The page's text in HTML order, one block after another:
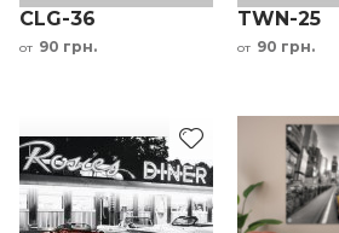
CLG-36
от 90 грн.
TWN-25
от 90 грн.